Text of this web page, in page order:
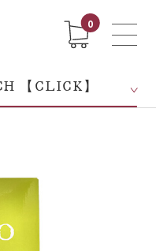
0
【CLICK】